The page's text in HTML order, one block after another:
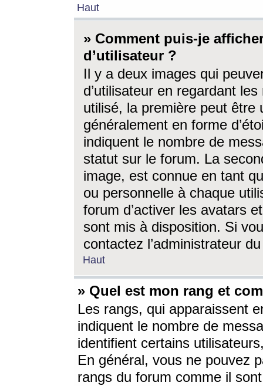
Haut
» Comment puis-je
d’utilisateur ?
Il y a deux images qui
d’utilisateur en regardant
utilisé, la première peut être
généralement en forme
indiquent le nombre de
statut sur le forum. La
image, est connue en tant
ou personnelle à chaque
forum d’activer les avatars
sont mis à disposition. Si
contactez l’administrateur
Haut
» Quel est mon rang et
Les rangs, qui apparaissent
indiquent le nombre de
identifient certains
En général, vous ne pouvez
rangs du forum comme il